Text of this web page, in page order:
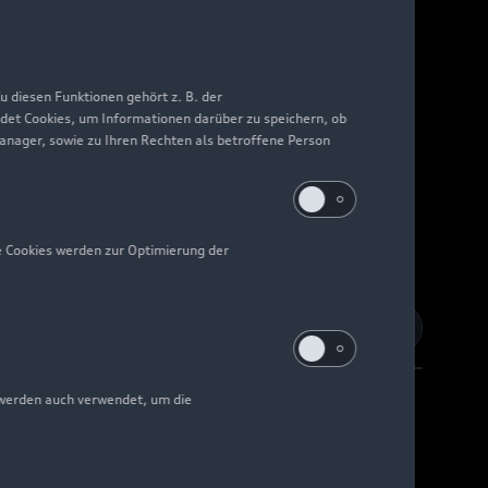
diesen Funktionen gehört z. B. der
Cookies, um Informationen darüber zu speichern, ob
sowie zu Ihren Rechten als betroffene Person
werden zur Optimierung der
auch verwendet, um die